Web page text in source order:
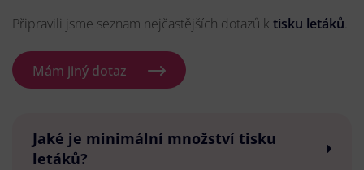
Připravili jsme seznam nejčastějších dotazů k tisku letáků.
Mám jiný dotaz
Jaké je minimální množství tisku
letáků?